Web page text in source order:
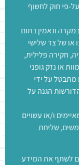
פי חוק לחשוף
ונאמין בתום
או של צד שלישי
חקירה פלילית,
או נזק גופני
מתבטל על ידי
הגנה על
ו/או עשויים
שליחת
לשתף את המידע